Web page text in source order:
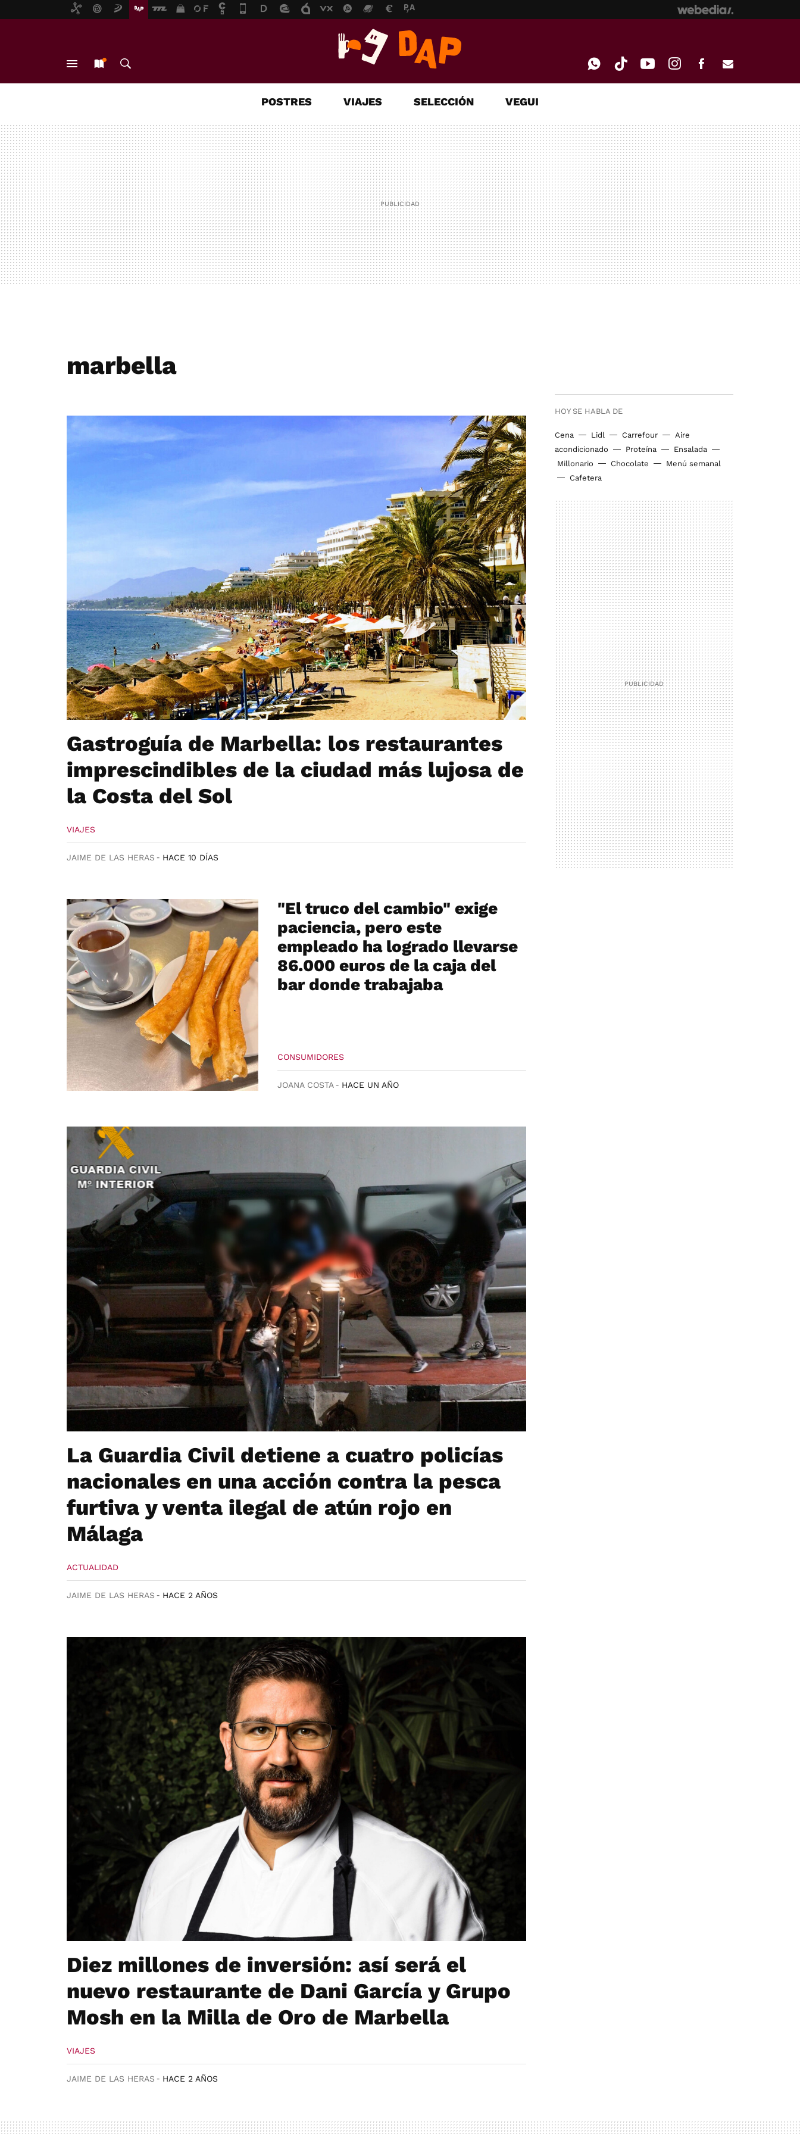
MAIL
POSTRES VIAJES SELECCIÓN VEGUI
marbella
HOY SE HABLA DE
Cena Lidl Carrefour
Aire
acondicionado
Proteína
Ensalada
Millonario
Chocolate
Menú semanal
Cafetera
Gastroguía de Marbella: los restaurantes
imprescindibles de la ciudad más lujosa de
la Costa del Sol
VIAJES
JAIME DE LAS HERAS HACE 10 DÍAS
"El truco del cambio" exige
paciencia, pero este
empleado ha logrado llevarse
86.000 euros de la caja del
bar donde trabajaba
CONSUMIDORES
JOANA COSTA HACE UN AÑO
La Guardia Civil detiene a cuatro policías
nacionales en una acción contra la pesca
furtiva y venta ilegal de atún rojo en
Málaga
ACTUALIDAD
JAIME DE LAS HERAS HACE 2 AÑOS
Diez millones de inversión: así será el
nuevo restaurante de Dani García y Grupo
Mosh en la Milla de Oro de Marbella
VIAJES
JAIME DE LAS HERAS HACE 2 AÑOS